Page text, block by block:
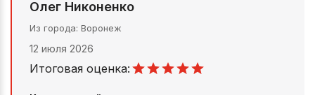
Олег Никоненко
Из города Воронеж
12 июля 2026
Итоговая оценка: